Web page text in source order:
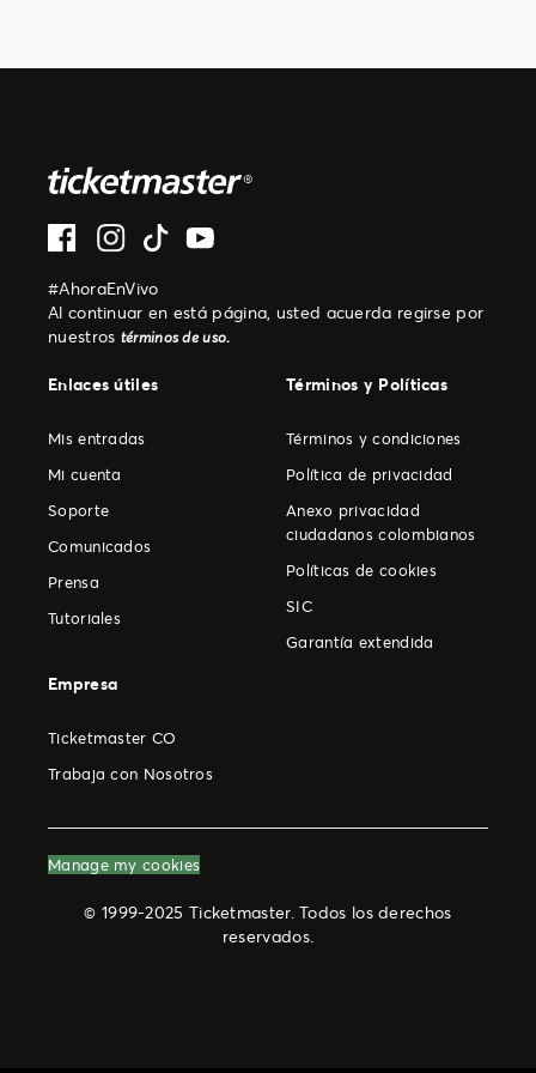
#AhoraEnVivo
Al continuar en está página, usted acuerda regirse por
nuestros términos de uso.
Enlaces útiles
Mis entradas
Mi cuenta
Soporte
Comunicados
Prensa
Tutoriales
Términos y Políticas
Términos y condiciones
Política de privacidad
Anexo privacidad
ciudadanos colombianos
Políticas de cookies
SIC
Garantía extendida
Empresa
Ticketmaster CO
Trabaja con Nosotros
Manage my cookies
© 1999-2025 Ticketmaster. Todos los derechos
reservados.